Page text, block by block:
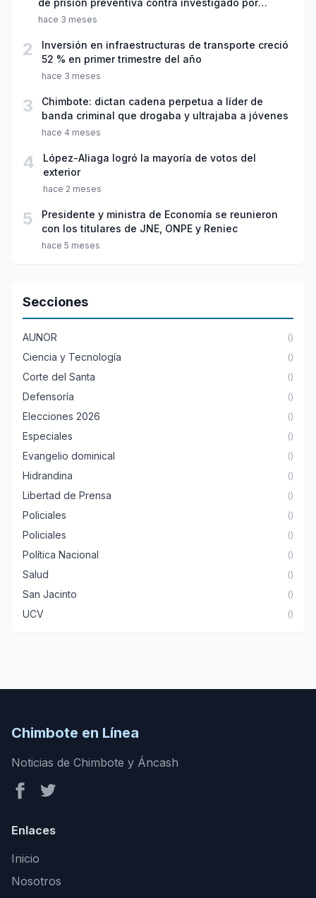
de prisión preventiva contra investigado por
violación sexual y tentativa de feminicidio
hace 3 meses
2
Inversión en infraestructuras de transporte creció
52 % en primer trimestre del año
hace 3 meses
3
Chimbote: dictan cadena perpetua a líder de
banda criminal que drogaba y ultrajaba a jóvenes
hace 4 meses
4
López-Aliaga logró la mayoría de votos del
exterior
hace 2 meses
5
Presidente y ministra de Economía se reunieron
con los titulares de JNE, ONPE y Reniec
hace 5 meses
Secciones
AUNOR ()
Ciencia y Tecnología ()
Corte del Santa ()
Defensoría ()
Elecciones 2026 ()
Especiales ()
Evangelio dominical ()
Hidrandina ()
Libertad de Prensa ()
Policiales ()
Policiales ()
Política Nacional ()
Salud ()
San Jacinto ()
UCV ()
Chimbote en Línea
Noticias de Chimbote y Áncash
Enlaces
Inicio
Nosotros